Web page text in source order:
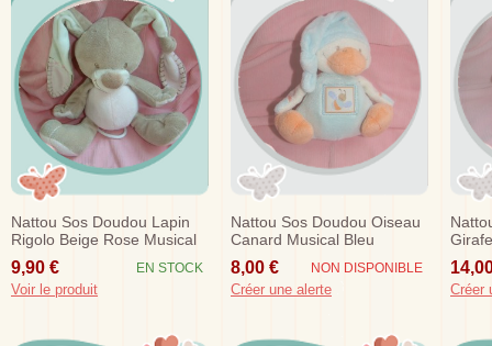
Nattou Sos Doudou Lapin
Rigolo Beige Rose Musical
26 Cm
9,90 € EN STOCK
Voir le produit
Nattou Sos Doudou Oiseau
Canard Musical Bleu
Orange Abeille
8,00 € NON DISPONIBLE
Créer une alerte Créer